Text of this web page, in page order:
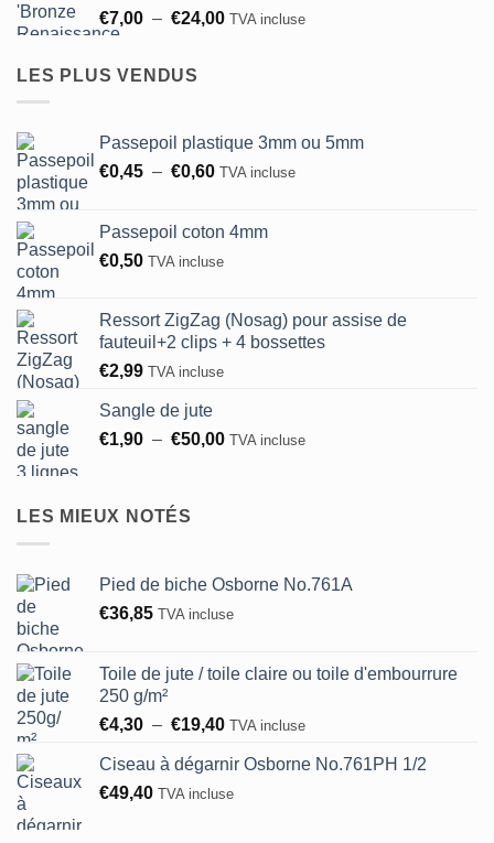
€24,00
€7,00 – €24,00Plage
€24,00
TVA incluse
LES PLUS VENDUS
Passepoil plastique 3mm ou 5mm
€0,45 – €0,60Plage
€0,45
à
TVA incluse
Passepoil coton 4mm
€0,50 TVA incluse
Ressort ZigZag (Nosag) pour assise de
fauteuil+2 clips + 4 bossettes
€2,99 TVA incluse
Sangle de jute
€1,90 – €50,00Plage
TVA incluse
LES MIEUX NOTÉS
Pied de biche Osborne No.761A
€36,85 TVA incluse
Toile de jute / toile claire ou toile d'embourrure
250 g/m²
€4,30 – €19,40Plage
prix :
€4,30
TVA incluse
Ciseau à dégarnir Osborne No.761PH 1/2
€49,40 TVA incluse